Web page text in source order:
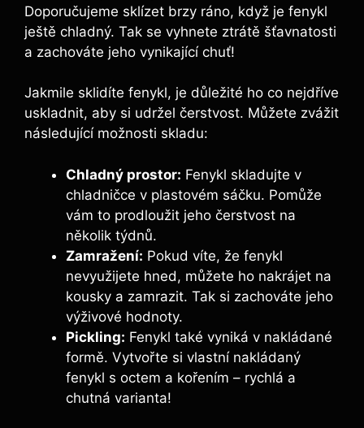
Doporučujeme sklízet brzy ráno, když je fenykl
ještě chladný. Tak se vyhnete ztrátě šťavnatosti
a zachováte jeho vynikající chuť!
Jakmile sklidíte fenykl, je důležité ho co nejdříve
uskladnit, aby si udržel čerstvost. Můžete zvážit
následující možnosti skladu:
Chladný prostor: Fenykl skladujte v
chladničce v plastovém sáčku. Pomůže
vám to prodloužit jeho čerstvost na
několik týdnů.
Zamražení: Pokud víte, že fenykl
nevyužijete hned, můžete ho nakrájet na
kousky a zamrazit. Tak si zachováte jeho
výživové hodnoty.
Pickling: Fenykl také vyniká v nakládané
formě. Vytvořte si vlastní nakládaný
fenykl s octem a kořením – rychlá a
chutná varianta!